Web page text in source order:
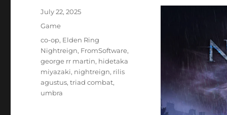
Posted
July 22, 2025
Categories
Game
Tags
co-op, Elden Ring
Nightreign, FromSoftware,
george rr martin, hidetaka
miyazaki, nightreign, rilis
agustus,triad combat,
umbra